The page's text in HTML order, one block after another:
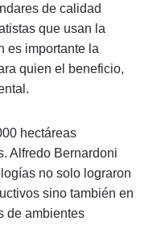
de calidad
que usan la
es importante la
quien el beneficio,
hectáreas
Alfredo Bernardoni
no solo lograron
sino también en
de ambientes